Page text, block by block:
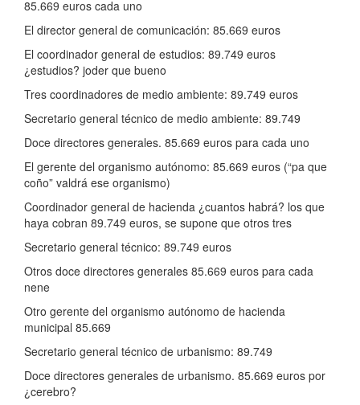
85.669 euros cada uno
El director general de comunicación: 85.669 euros
El coordinador general de estudios: 89.749 euros
¿estudios? joder que bueno
Tres coordinadores de medio ambiente: 89.749 euros
Secretario general técnico de medio ambiente: 89.749
Doce directores generales. 85.669 euros para cada uno
El gerente del organismo autónomo: 85.669 euros (“pa que
coño” valdrá ese organismo)
Coordinador general de hacienda ¿cuantos habrá? los que
haya cobran 89.749 euros, se supone que otros tres
Secretario general técnico: 89.749 euros
Otros doce directores generales 85.669 euros para cada
nene
Otro gerente del organismo autónomo de hacienda
municipal 85.669
Secretario general técnico de urbanismo: 89.749
Doce directores generales de urbanismo. 85.669 euros por
¿cerebro?